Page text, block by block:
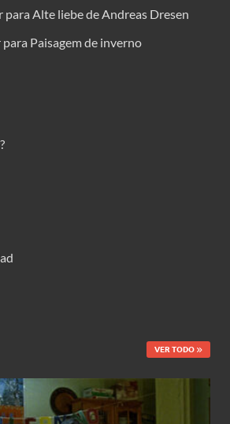
para Alte liebe de Andreas Dresen
Paisagem de inverno
VER TODO